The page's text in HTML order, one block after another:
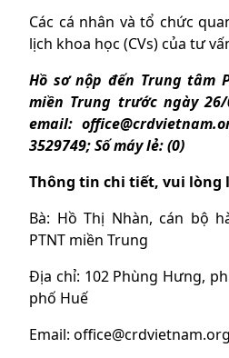
Các cá nhân và tổ chức
lịch khoa học (CVs) của tư
Hồ sơ nộp đến Trungtâm
miền Trung trước ngày 26/
email:
3529749; Số máy lẻ: (0)
Thông tin chi tiết, vui lòng
Bà: Hồ Thị Nhàn, cán bộ
PTNT miền Trung
Địa chỉ: 102 Phùng Hưng,
phố Huế
Email: